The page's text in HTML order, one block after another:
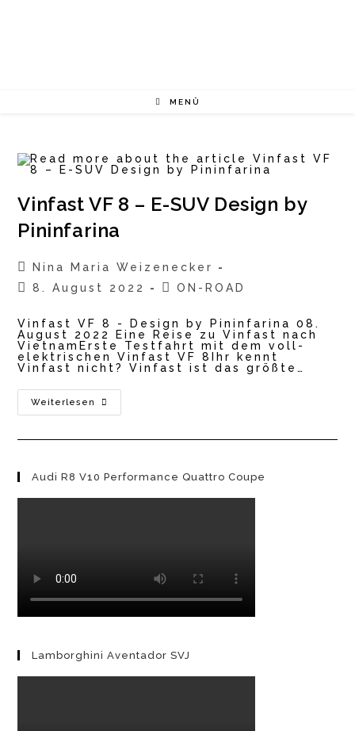
MENÜ
Vinfast VF 8 – E-SUV Design by
Pininfarina
Beitrags-
Autor:
Nina Maria Weizenecker
Beitrag
8. August 2022
Beitrags-
ON-ROAD
Vinfast VF 8 - Design by Pininfarina 08.
August 2022 Eine Reise zu Vinfast nach
VietnamErste Testfahrt mit dem voll-
elektrischen Vinfast VF 8Ihr kennt
Vinfast nicht? Vinfast ist das größte…
Weiterlesen
Vinfast
VF
By
Audi R8 V10 Performance Quattro Coupe
Lamborghini Aventador SVJ